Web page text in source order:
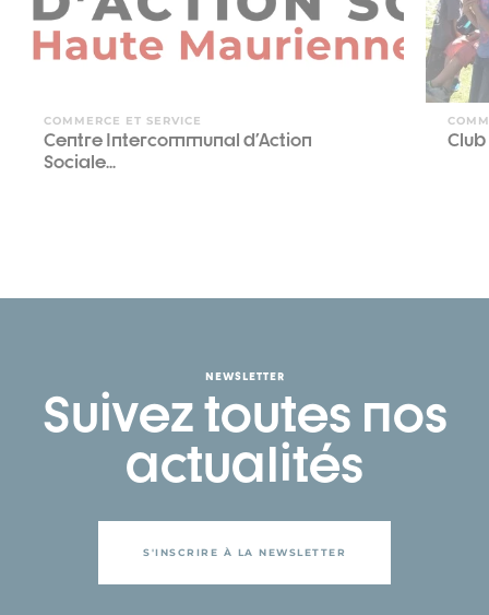
COMMERCE ET SERVICE
Centre Intercommunal d'Action
Sociale...
NEWSLETTER
Suivez toutes nos
actualités
S'INSCRIRE À LA NEWSLETTER